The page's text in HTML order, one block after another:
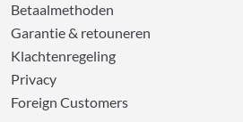
Betaalmethoden
Garantie & retouneren
Klachtenregeling
Privacy
Foreign Customers